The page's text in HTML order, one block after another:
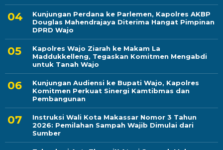
Kunjungan Perdana ke Parlemen, Kapolres AKBP
Douglas Mahendrajaya Diterima Hangat Pimpinan
DPRD Wajo
Kapolres Wajo Ziarah ke Makam La
Maddukkelleng, Tegaskan Komitmen Mengabdi
untuk Tanah Wajo
Kunjungan Audiensi ke Bupati Wajo, Kapolres
Komitmen Perkuat Sinergi Kamtibmas dan
Pembangunan
Instruksi Wali Kota Makassar Nomor 3 Tahun
2026: Pemilahan Sampah Wajib Dimulai dari
Sumber